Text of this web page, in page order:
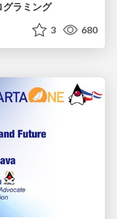
グラミング
3 680